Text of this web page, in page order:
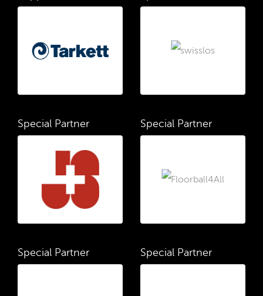
Special Partner Special Partner
Special Partner Special Partner